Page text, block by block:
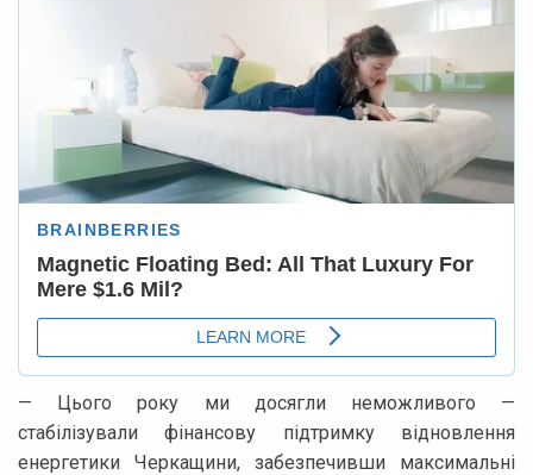
— Цього року ми досягли неможливого —
стабілізували фінансову підтримку відновлення
енергетики Черкащини, забезпечивши максимальні